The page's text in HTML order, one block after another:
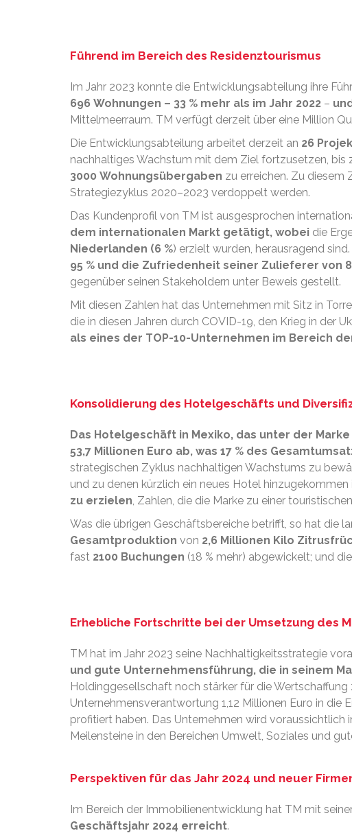
Führend im Bereich des Residenztourismus
Im Jahr 2023 konnte die Entwicklungsabteilung ihre
696 Wohnungen – 33 % mehr als im Jahr 2022 –
Mittelmeerraum. TM verfügt derzeit über eine Million
Die Entwicklungsabteilung arbeitet derzeit an 26
nachhaltiges Wachstum mit dem Ziel fortzusetzen, bis
3000 Wohnungsübergaben zu erreichen. Zu diesem
Strategiezyklus 2020–2023 verdoppelt werden.
Das Kundenprofil von TM ist ausgesprochen
dem internationalen Markt getätigt, wobei die
Niederlanden (6 %) erzielt wurden, herausragend sind.
95 % und die Zufriedenheit seiner Zulieferer von
gegenüber seinen Stakeholdern unter Beweis gestellt.
Mit diesen Zahlen hat das Unternehmen mit Sitz in
die in diesen Jahren durch COVID-19, den Krieg in der
als eines der TOP-10-Unternehmen im Bereich
Konsolidierung des Hotelgeschäfts und
Das Hotelgeschäft in Mexiko, das unter der
53,7 Millionen Euro ab, was 17 % des
strategischen Zyklus nachhaltigen Wachstums zu
und zu denen kürzlich ein neues Hotel
zu erzielen, Zahlen, die die Marke zu einer
Was die übrigen Geschäftsbereiche betrifft, so hat die
Gesamtproduktion von 2,6 Millionen Kilo
fast 2100 Buchungen (18 % mehr) abgewickelt; und
Erhebliche Fortschritte bei der Umsetzung des
TM hat im Jahr 2023 seine Nachhaltigkeitsstrategie
und gute Unternehmensführung, die in seinem
Holdinggesellschaft noch stärker für die
Unternehmensverantwortung 1,12 Millionen Euro in
profitiert haben. Das Unternehmen wird
Meilensteine in den Bereichen Umwelt, Soziales und
Perspektiven für das Jahr 2024 und neuer
Im Bereich der Immobilienentwicklung hat TM mit
Geschäftsjahr 2024 erreicht.